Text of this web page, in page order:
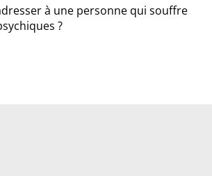
à une personne qui souffre
?